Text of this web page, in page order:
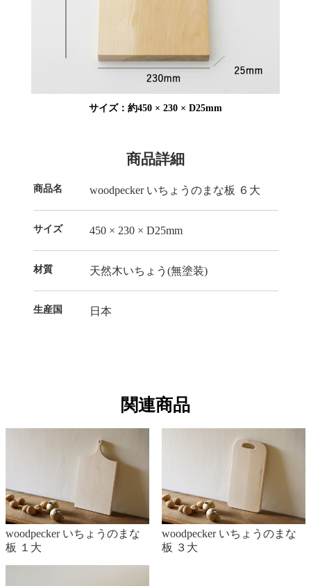
サイズ：約450 × 230 × D25mm
商品詳細
商品名 woodpecker いちょうのまな板 ６大
サイズ 450 × 230 × D25mm
材質 天然木いちょう(無塗装)
生産国 日本
関連商品
woodpecker いちょうのまな
板 １大
woodpecker いちょうのまな
板 ３大